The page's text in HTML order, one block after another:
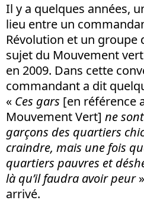
Il y a quelques années,
lieu entre un
Révolution et un groupe
sujet du Mouvement
en 2009. Dans cette
commandant a dit
« Ces gars [en référence
Mouvement Vert] ne
garçons des quartiers
craindre, mais une fois
quartiers pauvres et
là qu’il faudra avoir peur
arrivé.